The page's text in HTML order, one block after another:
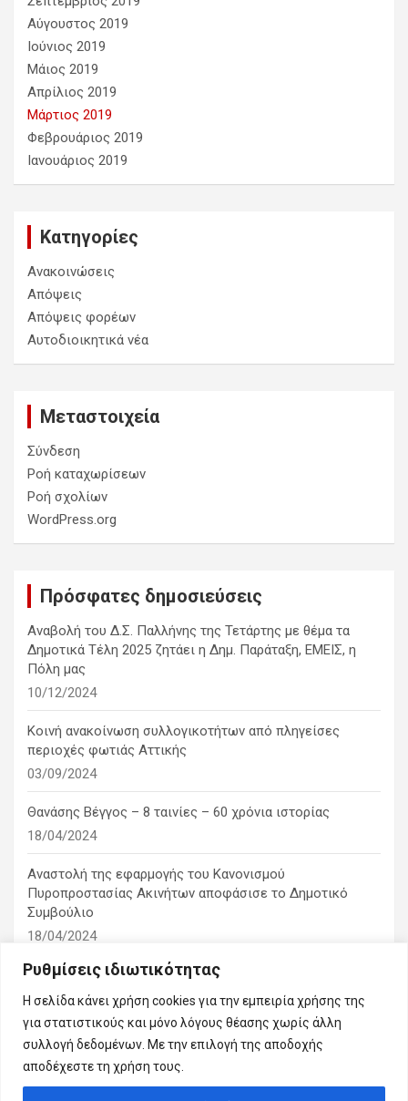
Ρυθμίσεις ιδιωτικότητας
Η σελίδα κάνει χρήση cookies για την εμπειρία χρήσης της
για στατιστικούς και μόνο λόγους θέασης χωρίς άλλη
συλλογή δεδομένων. Με την επιλογή της αποδοχής
αποδέχεστε τη χρήση τους.
Αύγουστος 2019
Ιούνιος 2019
Μάιος 2019
Απρίλιος 2019
Μάρτιος 2019
Φεβρουάριος 2019
Ιανουάριος 2019
Kατηγορίες
Ανακοινώσεις
Απόψεις
Απόψεις φορέων
Αυτοδιοικητικά νέα
Μεταστοιχεία
Σύνδεση
Ροή καταχωρίσεων
Ροή σχολίων
WordPress.org
Πρόσφατες δημοσιεύσεις
Αναβολή του Δ.Σ. Παλλήνης της Τετάρτης με θέμα τα
Δημοτικά Τέλη 2025 ζητάει η Δημ. Παράταξη, ΕΜΕΙΣ, η
Πόλη μας
10/12/2024
Κοινή ανακοίνωση συλλογικοτήτων από πληγείσες
περιοχές φωτιάς Αττικής
03/09/2024
Θανάσης Βέγγος – 8 ταινίες – 60 χρόνια ιστορίας
18/04/2024
Αναστολή της εφαρμογής του Κανονισμού
Πυροπροστασίας Ακινήτων αποφάσισε το Δημοτικό
Συμβούλιο
18/04/2024
1η ειδική συνεδρίαση λογοδοσίας του δημοτικού
συμβουλίου
10/03/2024